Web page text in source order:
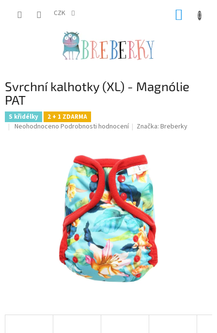
CZK
Svrchní kalhotky (XL) - Magnólie
PAT
S křidélky 2 + 1 ZDARMA
Průměrné
Neohodnoceno Podrobnosti hodnocení Značka:Breberky